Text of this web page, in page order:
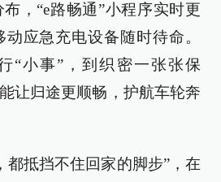
，“e路畅通”小程序实时更
应急充电设备随时待命。
“小事”，到织密一张张保
让归途更顺畅，护航车轮奔
都抵挡不住回家的脚步”，在